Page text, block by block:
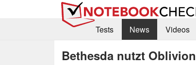
Tests
News Videos
Bethesda nutzt